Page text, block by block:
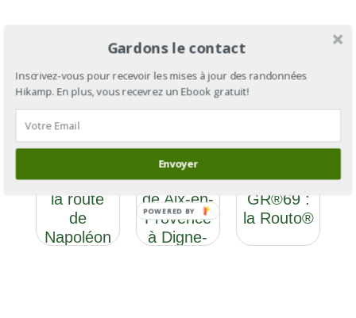
GR®406 :
la route
de
Napoléon
GR®69
section 2 :
de Aix-en-
Provence
à Digne-
GR®69 :
la Routo®
Gardons le contact
Inscrivez-vous pour recevoir les mises à jour des randonnées
Hikamp. En plus, vous recevrez un Ebook gratuit!
Envoyer
POWERED BY